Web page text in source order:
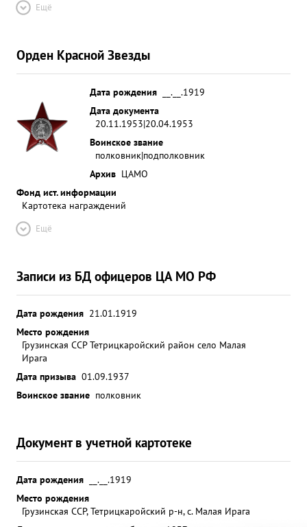
Ещё
Орден Красной Звезды
Дата рождения
__.__.1919
Дата документа
20.11.1953|20.04.1953
Воинское звание
полковник|подполковник
Архив ЦАМО
Фонд ист. информации
Картотека награждений
Ещё
Записи из БД офицеров ЦА МО РФ
Дата рождения 21.01.1919
Место рождения
Грузинская ССР Тетрицкаройский район село Малая
Ирага
Дата призыва 01.09.1937
Воинское звание полковник
Документ в учетной картотеке
Дата рождения
__.__.1919
Место рождения
Грузинская ССР, Тетрицкаройский р-н, с. Малая Ирага